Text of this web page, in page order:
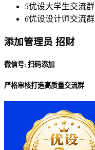
5优设大学生交流群
6优设设计师交流群
添加管理员 招财
微信号: 扫码添加
严格审核打造高质量交流群